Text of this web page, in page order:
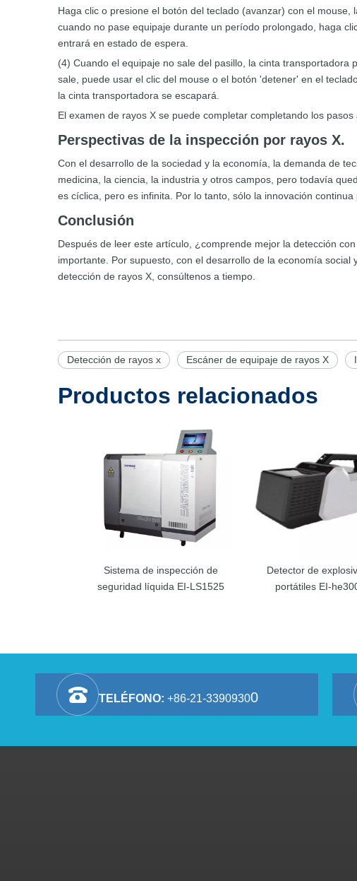
Haga clic o presione el botón del teclado (avanzar) con el
cuando no pase equipaje durante un período prolongado, haga
entrará en estado de espera.
(4) Cuando el equipaje no sale del pasillo, la cinta
sale, puede usar el clic del mouse o el botón 'detener' en el
la cinta transportadora se escapará.
El examen de rayos X se puede completar completando los pasos
Perspectivas de la inspección por rayos X.
Con el desarrollo de la sociedad y la economía, la demanda de
medicina, la ciencia, la industria y otros campos, pero todavía
es cíclica, pero es infinita. Por lo tanto, sólo la innovación
Conclusión
Después de leer este artículo, ¿comprende mejor la detección
importante. Por supuesto, con el desarrollo de la economía
detección de rayos X, consúltenos a tiempo.
Detección de rayos x Escáner de equipaje de rayos X
Productos relacionados
Sistema de inspección de
seguridad líquida EI-LS1525
Detector de
portátiles EI-
TELÉFONO: +86-21-33909300